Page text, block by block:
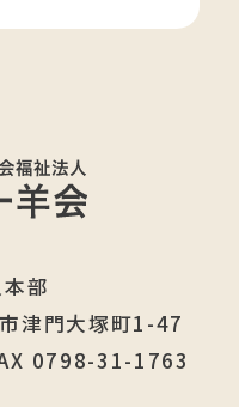
部
津門大塚町1-47
0798-31-1763